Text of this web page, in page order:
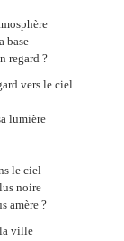
base
regard ?
vers le ciel
lumière
le ciel
noire
amère ?
la ville